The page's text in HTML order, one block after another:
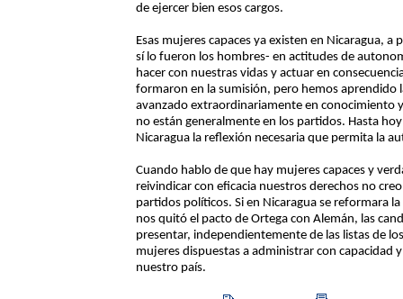
de ejercer bien esos cargos.
Esas mujeres capaces ya existen en Nicaragua,
sí lo fueron los hombres- en actitudes de
hacer con nuestras vidas y actuar en
formaron en la sumisión, pero hemos aprendido
avanzado extraordinariamente en conocimiento
no están generalmente en los partidos. Hasta
Nicaragua la reflexión necesaria que permita la
Cuando hablo de que hay mujeres capaces y
reivindicar con eficacia nuestros derechos no
partidos políticos. Si en Nicaragua se reformara
nos quitó el pacto de Ortega con Alemán, las
presentar, independientemente de las listas de
mujeres dispuestas a administrar con capacidad
nuestro país.